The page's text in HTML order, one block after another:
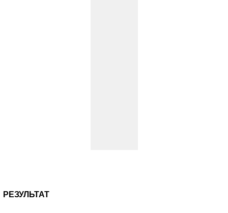
РЕЗУЛЬТАТ